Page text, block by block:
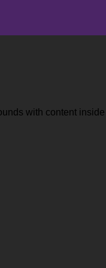
with content